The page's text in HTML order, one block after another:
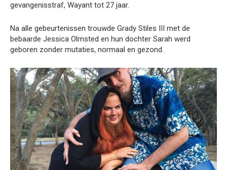
gevangenisstraf, Wayant tot 27 jaar.
Na alle gebeurtenissen trouwde Grady Stiles III met de
bebaarde Jessica Olmsted en hun dochter Sarah werd
geboren zonder mutaties, normaal en gezond.